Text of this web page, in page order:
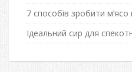
7 способів зробити м’ясо
Ідеальний сир для